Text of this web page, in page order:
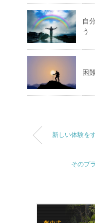
自
う
困
新しい体験を
そのプ